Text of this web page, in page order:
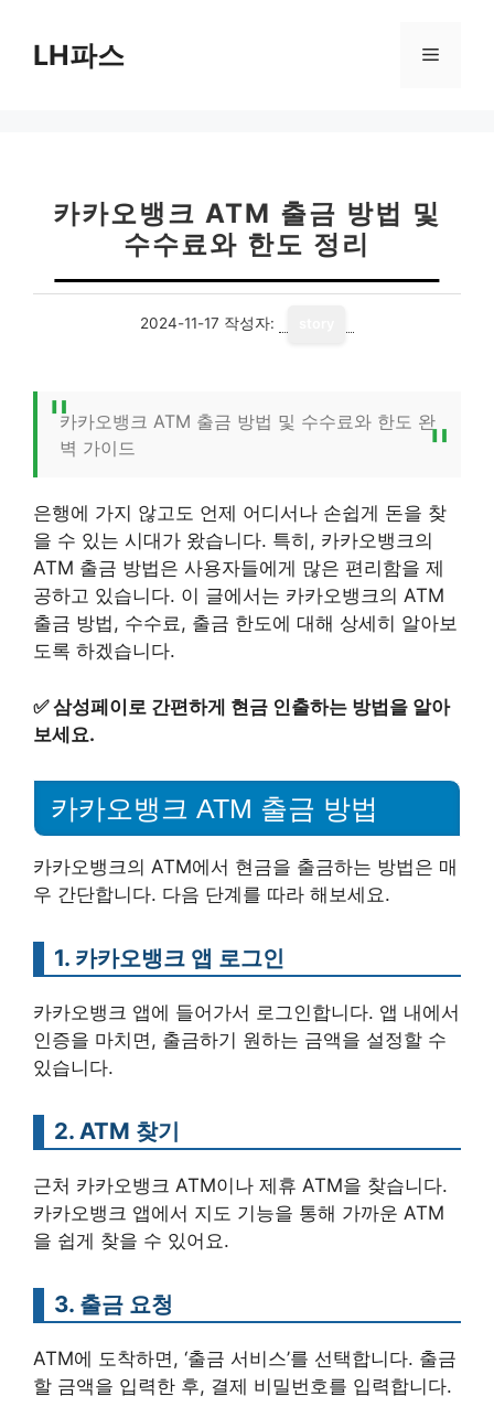
LH파스 메
카카오뱅크 ATM 출금 방법 및
수수료와 한도 정리
2024-11-17 작성자:
카카오뱅크 ATM 출금 방법 및 수수료와 한도 완
벽 가이드
은행에 가지 않고도 언제 어디서나 손쉽게 돈을 찾
을 수 있는 시대가 왔습니다. 특히, 카카오뱅크의
ATM 출금 방법은 사용자들에게 많은 편리함을 제
공하고 있습니다. 이 글에서는 카카오뱅크의 ATM
출금 방법, 수수료, 출금 한도에 대해 상세히 알아보
도록 하겠습니다.
✅삼성페이로 간편하게 현금 인출하는 방법을 알아
보세요.
카카오뱅크 ATM 출금 방법
카카오뱅크의 ATM에서 현금을 출금하는 방법은 매
우 간단합니다. 다음 단계를 따라 해보세요.
1. 카카오뱅크 앱 로그인
카카오뱅크 앱에 들어가서 로그인합니다. 앱 내에서
인증을 마치면, 출금하기 원하는 금액을 설정할 수
있습니다.
2. ATM 찾기
근처 카카오뱅크 ATM이나 제휴 ATM을 찾습니다.
카카오뱅크 앱에서 지도 기능을 통해 가까운 ATM
을 쉽게 찾을 수 있어요.
3. 출금 요청
ATM에 도착하면, ‘출금 서비스’를 선택합니다. 출금
할 금액을 입력한 후, 결제 비밀번호를 입력합니다.